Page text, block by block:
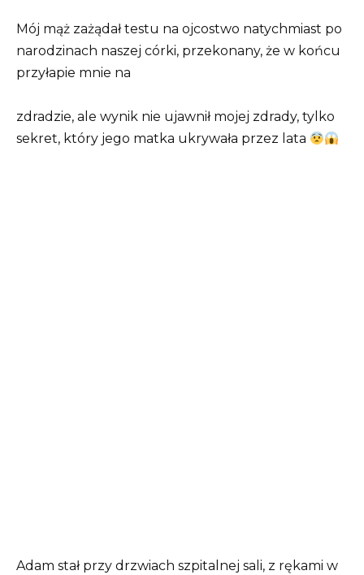
Mój mąż zażądał testu na ojcostwo natychmiast po
narodzinach naszej córki, przekonany, że w końcu
przyłapie mnie na
zdradzie, ale wynik nie ujawnił mojej zdrady, tylko
sekret, który jego matka ukrywała przez lata
Adam stał przy drzwiach szpitalnej sali, z rękami w